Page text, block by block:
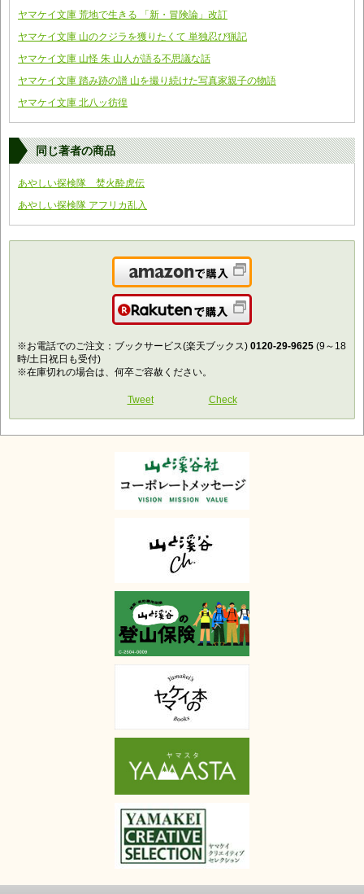
ヤマケイ文庫 荒地で生きる 「新・冒険論」改訂
ヤマケイ文庫 山のクジラを獲りたくて 単独忍び猟記
ヤマケイ文庫 山怪 朱 山人が語る不思議な話
ヤマケイ文庫 踏み跡の譜 山を撮り続けた写真家親子の物語
ヤマケイ文庫 北八ッ彷徨
同じ著者の商品
あやしい探検隊 焚火酔虎伝
あやしい探検隊 アフリカ乱入
Amazonで購入
楽天で購入
※お電話でのご注文：ブックサービス(楽天ブックス) 0120-29-9625 (9～18
時/土日祝日も受付)
※在庫切れの場合は、何卒ご容赦ください。
Tweet Check